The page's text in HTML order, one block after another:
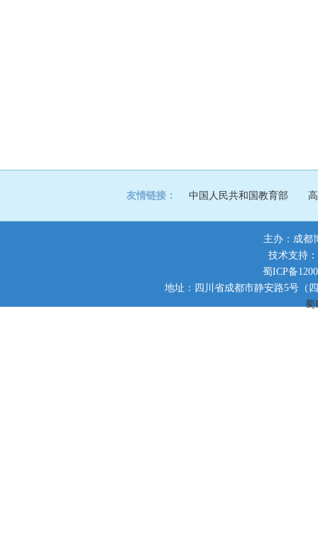
友情链接： 中国人民共和国教育部
主办：成都
技术支持
蜀ICP备
地址：四川省成都市静安路5号（
蜀